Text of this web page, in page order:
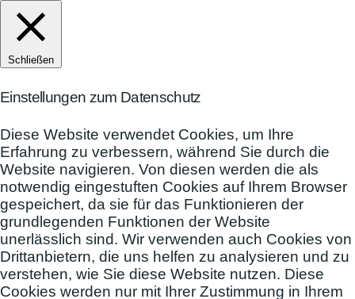
Schließen
Einstellungen zum Datenschutz
Diese Website verwendet Cookies, um Ihre
Erfahrung zu verbessern, während Sie durch die
Website navigieren. Von diesen werden die als
notwendig eingestuften Cookies auf Ihrem Browser
gespeichert, da sie für das Funktionieren der
grundlegenden Funktionen der Website
unerlässlich sind. Wir verwenden auch Cookies von
Drittanbietern, die uns helfen zu analysieren und zu
verstehen, wie Sie diese Website nutzen. Diese
Cookies werden nur mit Ihrer Zustimmung in Ihrem